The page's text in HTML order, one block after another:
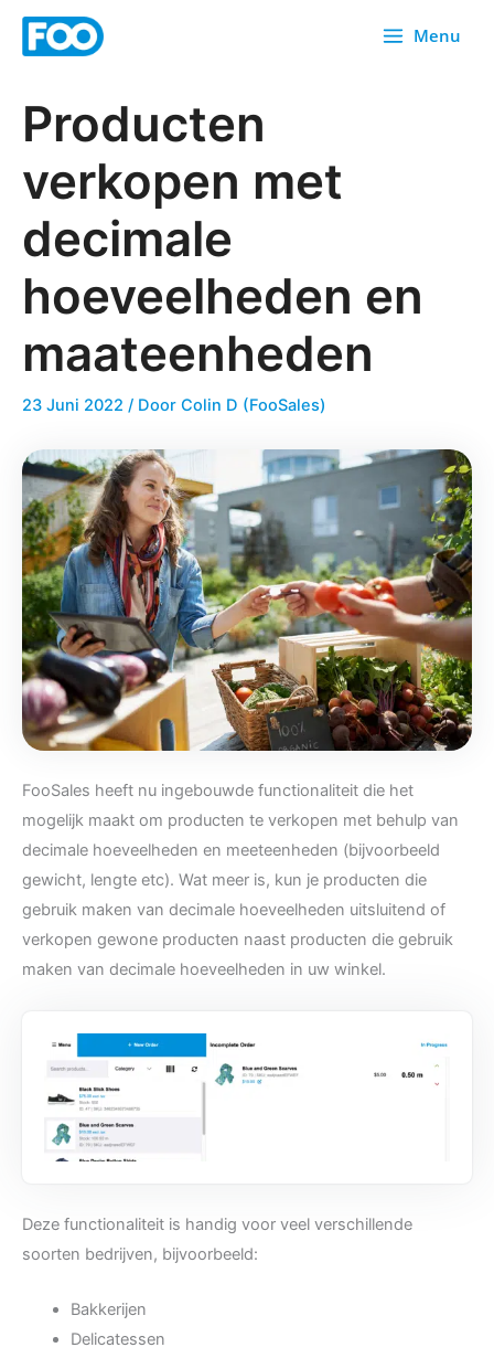
Overslaan
Menu
Producten
verkopen met
decimale
hoeveelheden en
maateenheden
23 Juni 2022 / Door Colin D (FooSales)
FooSales heeft nu ingebouwde functionaliteit die het
mogelijk maakt om producten te verkopen met behulp van
decimale hoeveelheden en meeteenheden (bijvoorbeeld
gewicht, lengte etc). Wat meer is, kun je producten die
gebruik maken van decimale hoeveelheden uitsluitend of
verkopen gewone producten naast producten die gebruik
maken van decimale hoeveelheden in uw winkel.
Deze functionaliteit is handig voor veel verschillende
soorten bedrijven, bijvoorbeeld:
Bakkerijen
Delicatessen